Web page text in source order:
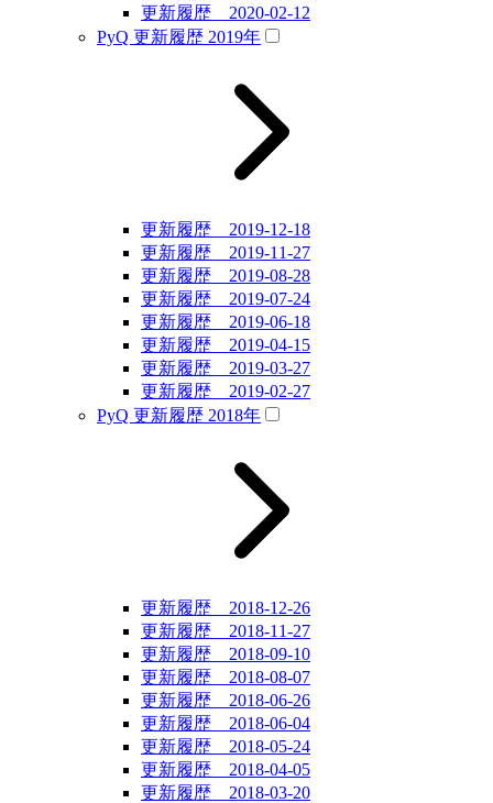
更新履歴 2020-02-12
PyQ 更新履歴 2019年
更新履歴 2019-12-18
更新履歴 2019-11-27
更新履歴 2019-08-28
更新履歴 2019-07-24
更新履歴 2019-06-18
更新履歴 2019-04-15
更新履歴 2019-03-27
更新履歴 2019-02-27
PyQ 更新履歴 2018年
更新履歴 2018-12-26
更新履歴 2018-11-27
更新履歴 2018-09-10
更新履歴 2018-08-07
更新履歴 2018-06-26
更新履歴 2018-06-04
更新履歴 2018-05-24
更新履歴 2018-04-05
更新履歴 2018-03-20